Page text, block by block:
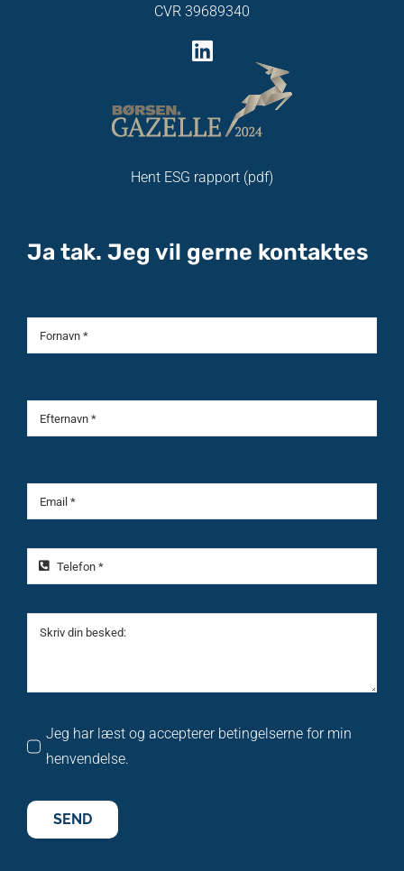
CVR 39689340
Hent ESG rapport (pdf)
Ja tak. Jeg vil gerne kontaktes
Jeg har læst og accepterer betingelserne for min
henvendelse.
SEND